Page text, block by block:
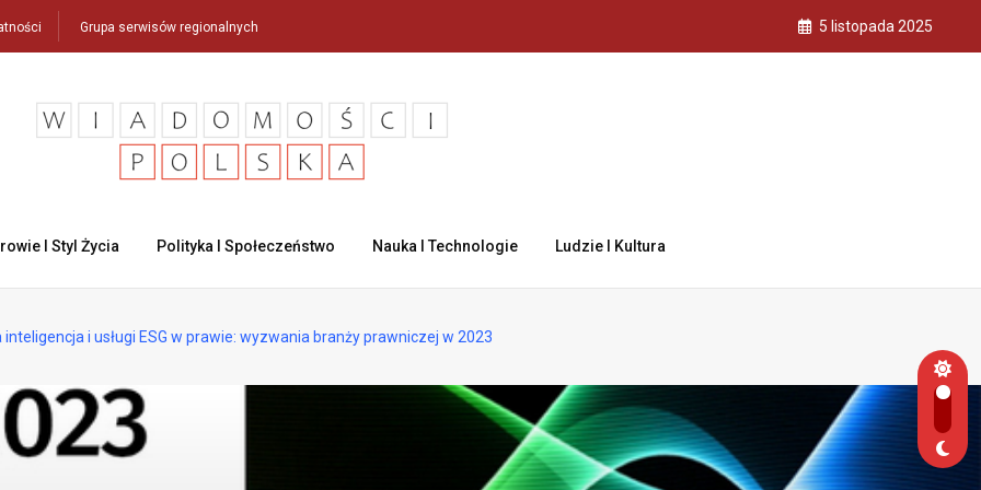
Grupa serwisów regionalnych 5 listopada 2025
I Styl Życia Polityka I Społeczeństwo Nauka I Technologie Ludzie I Kultura
i usługi ESG w prawie: wyzwania branży prawniczej w 2023